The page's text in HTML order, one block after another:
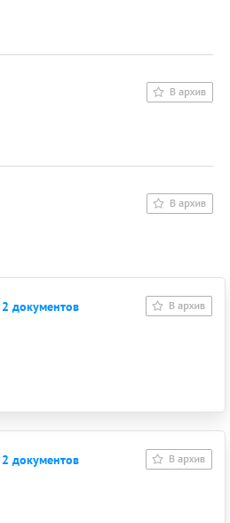
2 документов
2 документов